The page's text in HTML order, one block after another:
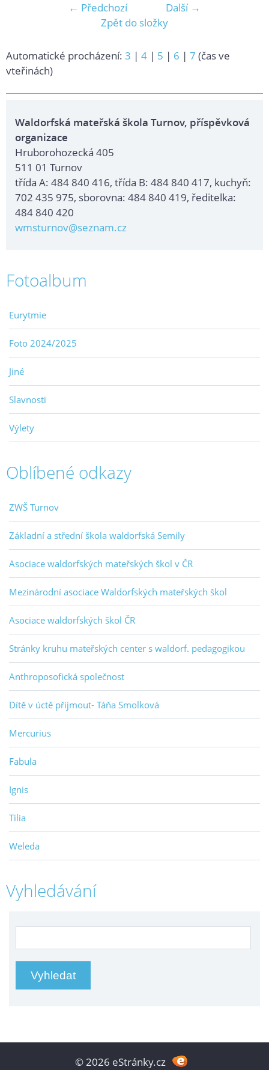
← Předchozí
Další →
Zpět do složky
Automatické procházení: 3 | 4 | 5 | 6 | 7 (čas ve
vteřinách)
Waldorfská mateřská škola Turnov, příspěvková
organizace
Hruborohozecká 405
511 01 Turnov
třída A: 484 840 416, třída B: 484 840 417, kuchyň:
702 435 975, sborovna: 484 840 419, ředitelka:
484 840 420
wmsturnov@seznam.cz
Fotoalbum
Eurytmie
Foto 2024/2025
Jiné
Slavnosti
Výlety
Oblíbené odkazy
ZWŠ Turnov
Základní a střední škola waldorfská Semily
Asociace waldorfských mateřských škol v ČR
Mezinárodní asociace Waldorfských mateřských škol
Asociace waldorfských škol ČR
Stránky kruhu mateřských center s waldorf. pedagogikou
Anthroposofická společnost
Dítě v úctě přijmout- Táňa Smolková
Mercurius
Fabula
Ignis
Tilia
Weleda
Vyhledávání
© 2026 eStránky.cz